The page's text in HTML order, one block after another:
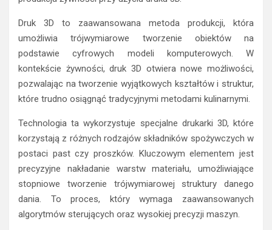
Druk 3D to zaawansowana metoda produkcji, która
umożliwia trójwymiarowe tworzenie obiektów na
podstawie cyfrowych modeli komputerowych. W
kontekście żywności, druk 3D otwiera nowe możliwości,
pozwalając na tworzenie wyjątkowych kształtów i struktur,
które trudno osiągnąć tradycyjnymi metodami kulinarnymi.
Technologia ta wykorzystuje specjalne drukarki 3D, które
korzystają z różnych rodzajów składników spożywczych w
postaci past czy proszków. Kluczowym elementem jest
precyzyjne nakładanie warstw materiału, umożliwiające
stopniowe tworzenie trójwymiarowej struktury danego
dania. To proces, który wymaga zaawansowanych
algorytmów sterujących oraz wysokiej precyzji maszyn.